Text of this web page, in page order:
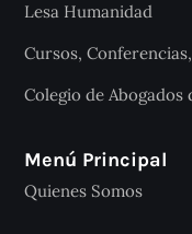
Lesa Humanidad
Cursos,
Colegio de Abogados
Menú Principal
Quienes Somos